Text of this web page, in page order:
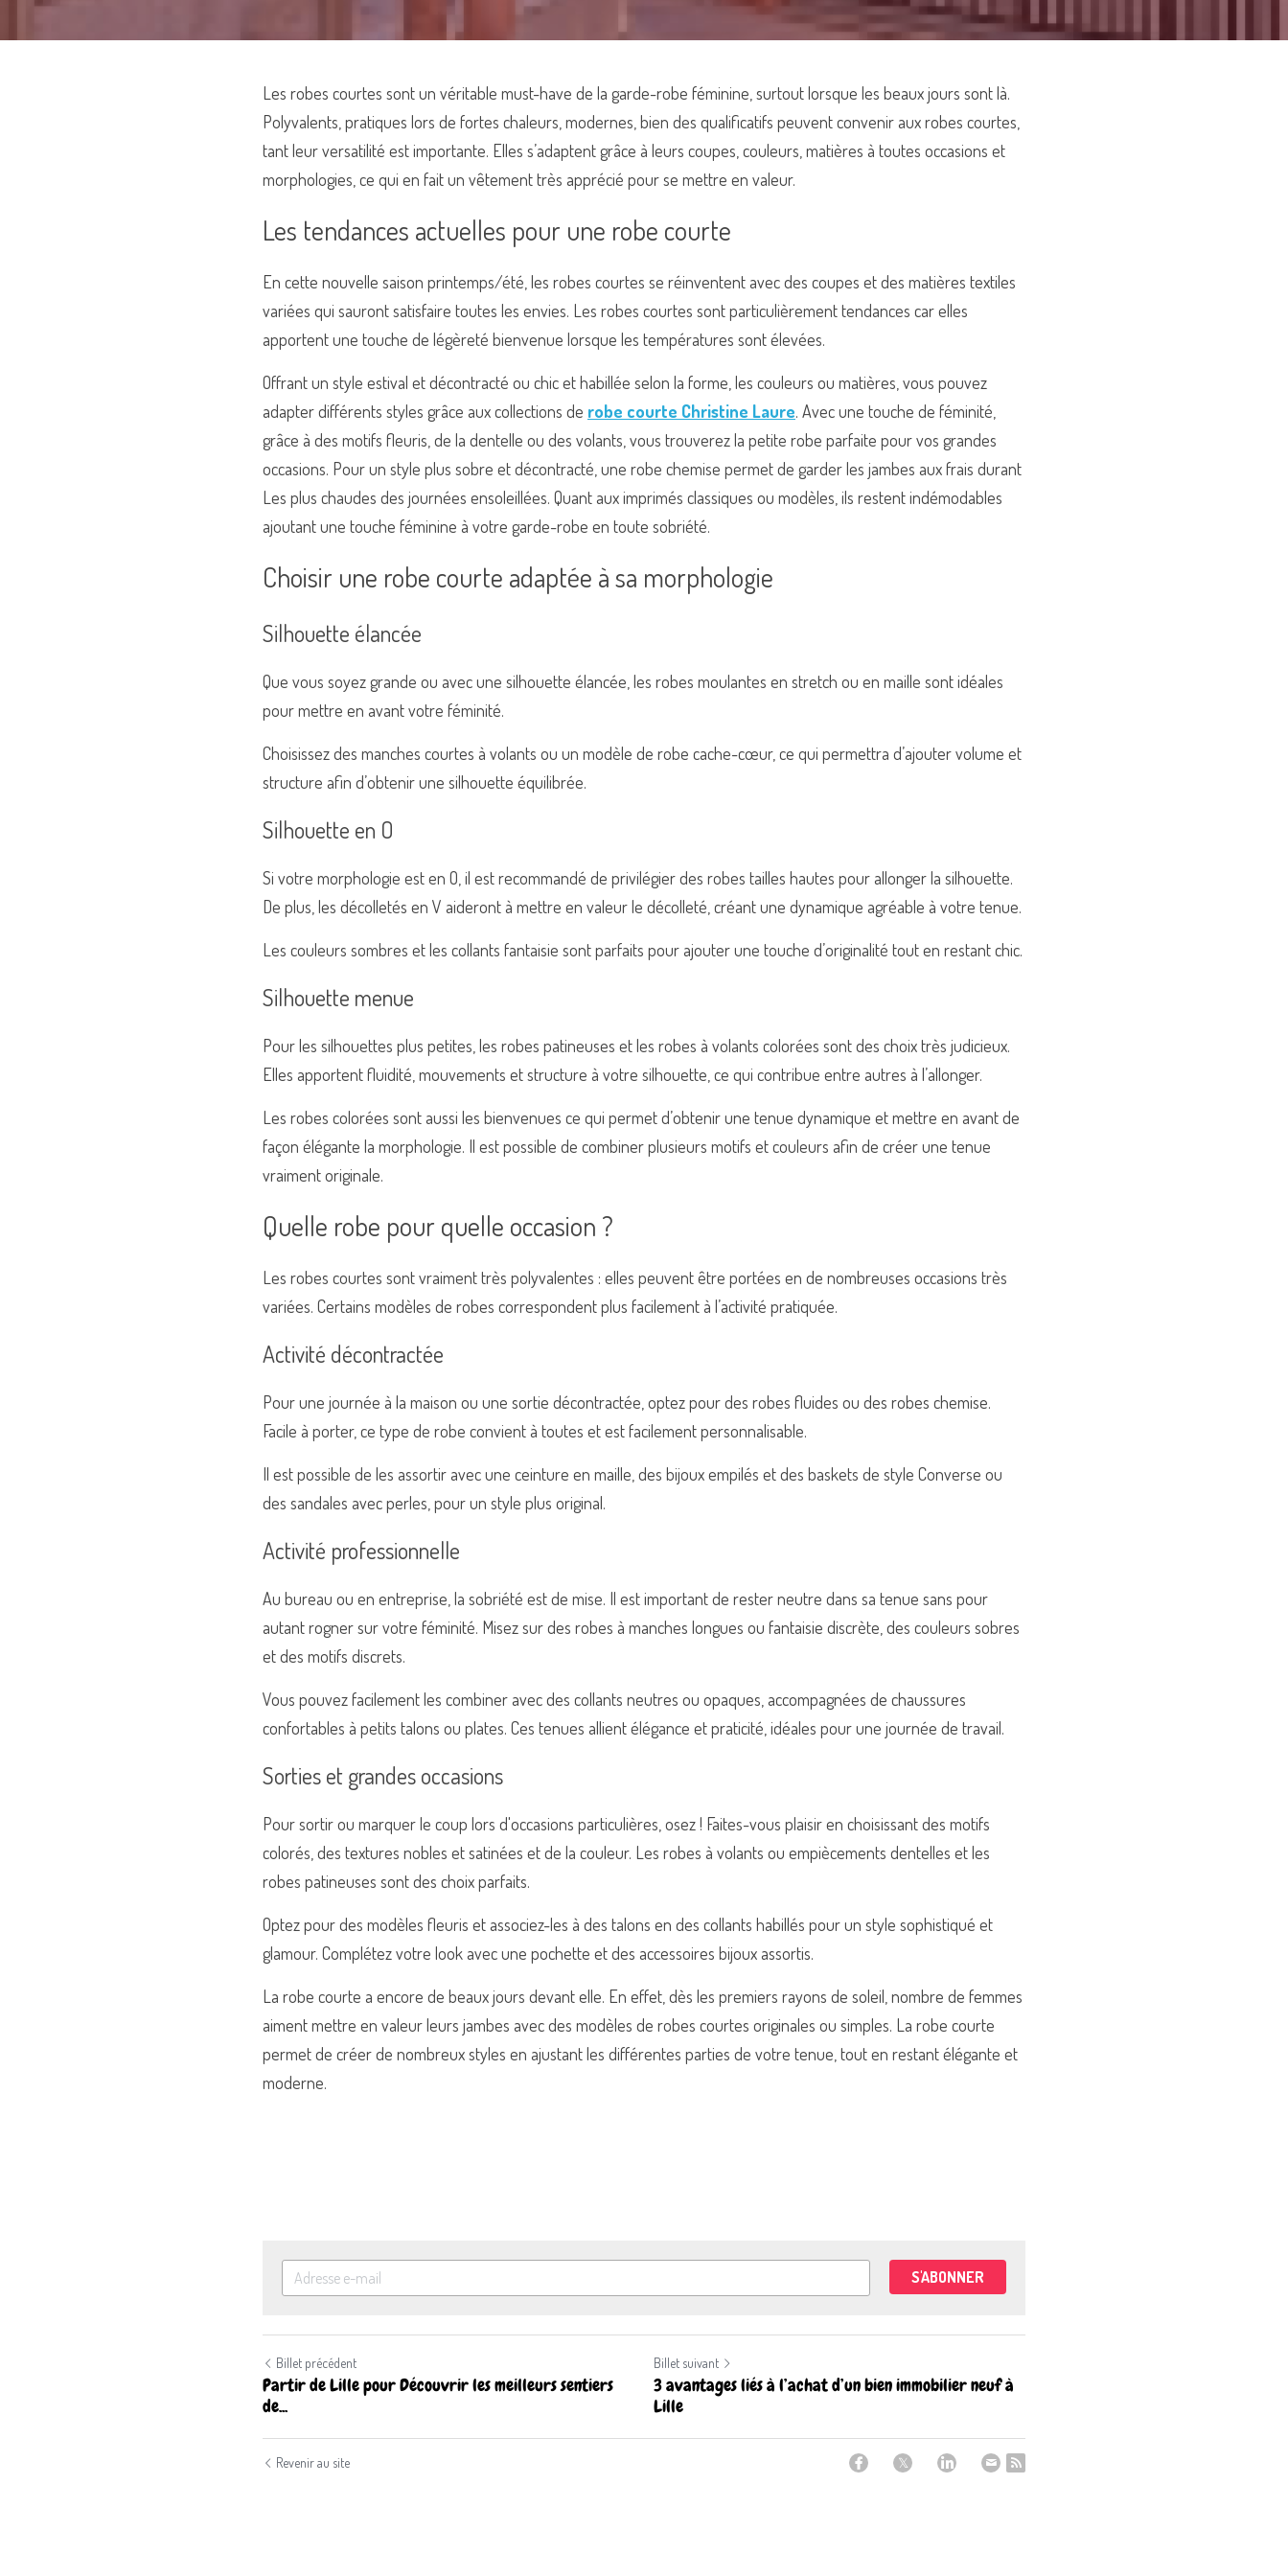
Les robes courtes sont un véritable must-have de la garde-robe féminine, surtout lorsque les beaux jours sont là.
Polyvalents, pratiques lors de fortes chaleurs, modernes, bien des qualificatifs peuvent convenir aux robes courtes,
tant leur versatilité est importante. Elles s’adaptent grâce à leurs coupes, couleurs, matières à toutes occasions et
morphologies, ce qui en fait un vêtement très apprécié pour se mettre en valeur.
Les tendances actuelles pour une robe courte
En cette nouvelle saison printemps/été, les robes courtes se réinventent avec des coupes et des matières textiles
variées qui sauront satisfaire toutes les envies. Les robes courtes sont particulièrement tendances car elles
apportent une touche de légèreté bienvenue lorsque les températures sont élevées.
Offrant un style estival et décontracté ou chic et habillée selon la forme, les couleurs ou matières, vous pouvez
adapter différents styles grâce aux collections de robe courte Christine Laure. Avec une touche de féminité,
grâce à des motifs fleuris, de la dentelle ou des volants, vous trouverez la petite robe parfaite pour vos grandes
occasions. Pour un style plus sobre et décontracté, une robe chemise permet de garder les jambes aux frais durant
Les plus chaudes des journées ensoleillées. Quant aux imprimés classiques ou modèles, ils restent indémodables
ajoutant une touche féminine à votre garde-robe en toute sobriété.
Choisir une robe courte adaptée à sa morphologie
Silhouette élancée
Que vous soyez grande ou avec une silhouette élancée, les robes moulantes en stretch ou en maille sont idéales
pour mettre en avant votre féminité.
Choisissez des manches courtes à volants ou un modèle de robe cache-cœur, ce qui permettra d’ajouter volume et
structure afin d’obtenir une silhouette équilibrée.
Silhouette en O
Si votre morphologie est en O, il est recommandé de privilégier des robes tailles hautes pour allonger la silhouette.
De plus, les décolletés en V aideront à mettre en valeur le décolleté, créant une dynamique agréable à votre tenue.
Les couleurs sombres et les collants fantaisie sont parfaits pour ajouter une touche d’originalité tout en restant chic.
Silhouette menue
Pour les silhouettes plus petites, les robes patineuses et les robes à volants colorées sont des choix très judicieux.
Elles apportent fluidité, mouvements et structure à votre silhouette, ce qui contribue entre autres à l’allonger.
Les robes colorées sont aussi les bienvenues ce qui permet d’obtenir une tenue dynamique et mettre en avant de
façon élégante la morphologie. Il est possible de combiner plusieurs motifs et couleurs afin de créer une tenue
vraiment originale.
Quelle robe pour quelle occasion ?
Les robes courtes sont vraiment très polyvalentes : elles peuvent être portées en de nombreuses occasions très
variées. Certains modèles de robes correspondent plus facilement à l’activité pratiquée.
Activité décontractée
Pour une journée à la maison ou une sortie décontractée, optez pour des robes fluides ou des robes chemise.
Facile à porter, ce type de robe convient à toutes et est facilement personnalisable.
Il est possible de les assortir avec une ceinture en maille, des bijoux empilés et des baskets de style Converse ou
des sandales avec perles, pour un style plus original.
Activité professionnelle
Au bureau ou en entreprise, la sobriété est de mise. Il est important de rester neutre dans sa tenue sans pour
autant rogner sur votre féminité. Misez sur des robes à manches longues ou fantaisie discrète, des couleurs sobres
et des motifs discrets.
Vous pouvez facilement les combiner avec des collants neutres ou opaques, accompagnées de chaussures
confortables à petits talons ou plates. Ces tenues allient élégance et praticité, idéales pour une journée de travail.
Sorties et grandes occasions
Pour sortir ou marquer le coup lors d'occasions particulières, osez ! Faites-vous plaisir en choisissant des motifs
colorés, des textures nobles et satinées et de la couleur. Les robes à volants ou empiècements dentelles et les
robes patineuses sont des choix parfaits.
Optez pour des modèles fleuris et associez-les à des talons en des collants habillés pour un style sophistiqué et
glamour. Complétez votre look avec une pochette et des accessoires bijoux assortis.
La robe courte a encore de beaux jours devant elle. En effet, dès les premiers rayons de soleil, nombre de femmes
aiment mettre en valeur leurs jambes avec des modèles de robes courtes originales ou simples. La robe courte
permet de créer de nombreux styles en ajustant les différentes parties de votre tenue, tout en restant élégante et
moderne.
S'ABONNER
Billet précédent
Partir de Lille pour Découvrir les meilleurs sentiers
de...
Billet suivant
3 avantages liés à l’achat d’un bien immobilier neuf à
Lille
Revenir au site